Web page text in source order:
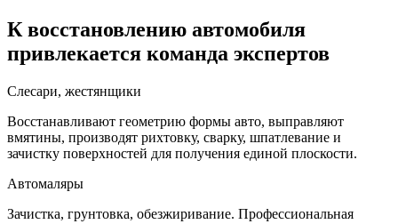
К восстановлению автомобиля
привлекается команда экспертов
Слесари, жестянщики
Восстанавливают геометрию формы авто, выправляют
вмятины, производят рихтовку, сварку, шпатлевание и
зачистку поверхностей для получения единой плоскости.
Автомаляры
Зачистка, грунтовка, обезжиривание. Профессиональная